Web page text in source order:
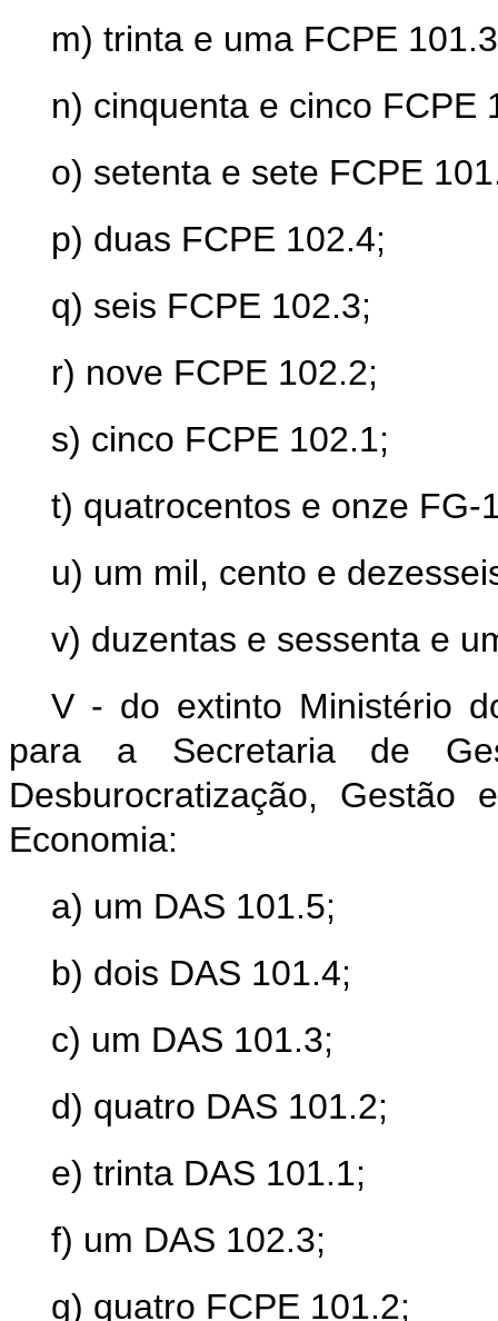
m) trinta e uma FCPE
n) cinquenta e cinco FCPE
o) setenta e sete FCPE
p) duas FCPE 102.4;
q) seis FCPE 102.3;
r) nove FCPE 102.2;
s) cinco FCPE 102.1;
t) quatrocentos e onze FG-
u) um mil, cento e
v) duzentas e sessenta e
V - do extinto Ministério
para a Secretaria de
Desburocratização,
Economia:
a) um DAS 101.5;
b) dois DAS 101.4;
c) um DAS 101.3;
d) quatro DAS 101.2;
e) trinta DAS 101.1;
f) um DAS 102.3;
g) quatro FCPE 101.2;